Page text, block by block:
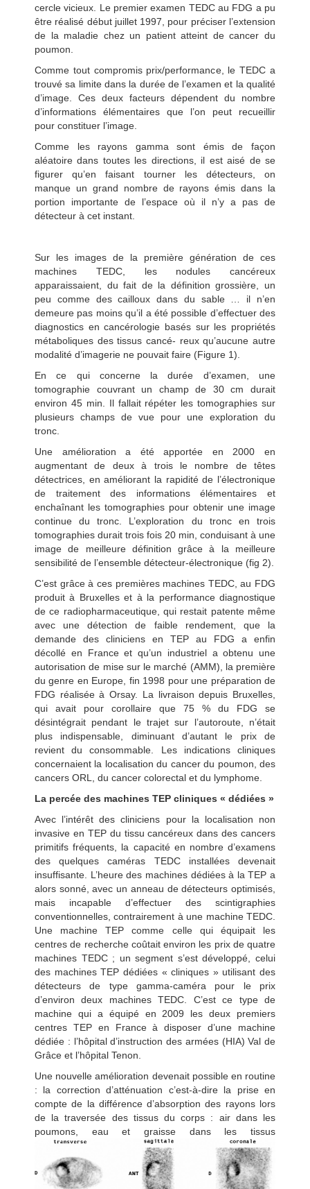
cercle vicieux. Le premier examen TEDC au FDG a pu
être réalisé début juillet 1997, pour préciser l’extension
de la maladie chez un patient atteint de cancer du
poumon.
Comme tout compromis prix/performance, le TEDC a
trouvé sa limite dans la durée de l’examen et la qualité
d’image. Ces deux facteurs dépendent du nombre
d’informations élémentaires que l’on peut recueillir
pour constituer l’image.
Comme les rayons gamma sont émis de façon
aléatoire dans toutes les directions, il est aisé de se
figurer qu’en faisant tourner les détecteurs, on
manque un grand nombre de rayons émis dans la
portion importante de l’espace où il n’y a pas de
détecteur à cet instant.
Sur les images de la première génération de ces
machines TEDC, les nodules cancéreux
apparaissaient, du fait de la définition grossière, un
peu comme des cailloux dans du sable … il n’en
demeure pas moins qu’il a été possible d’effectuer des
diagnostics en cancérologie basés sur les propriétés
métaboliques des tissus cancé- reux qu’aucune autre
modalité d’imagerie ne pouvait faire (Figure 1).
En ce qui concerne la durée d’examen, une
tomographie couvrant un champ de 30 cm durait
environ 45 min. Il fallait répéter les tomographies sur
plusieurs champs de vue pour une exploration du
tronc.
Une amélioration a été apportée en 2000 en
augmentant de deux à trois le nombre de têtes
détectrices, en améliorant la rapidité de l’électronique
de traitement des informations élémentaires et
enchaînant les tomographies pour obtenir une image
continue du tronc. L’exploration du tronc en trois
tomographies durait trois fois 20 min, conduisant à une
image de meilleure définition grâce à la meilleure
sensibilité de l’ensemble détecteur-électronique (fig 2).
C’est grâce à ces premières machines TEDC, au FDG
produit à Bruxelles et à la performance diagnostique
de ce radiopharmaceutique, qui restait patente même
avec une détection de faible rendement, que la
demande des cliniciens en TEP au FDG a enfin
décollé en France et qu’un industriel a obtenu une
autorisation de mise sur le marché (AMM), la première
du genre en Europe, fin 1998 pour une préparation de
FDG réalisée à Orsay. La livraison depuis Bruxelles,
qui avait pour corollaire que 75 % du FDG se
désintégrait pendant le trajet sur l’autoroute, n’était
plus indispensable, diminuant d’autant le prix de
revient du consommable. Les indications cliniques
concernaient la localisation du cancer du poumon, des
cancers ORL, du cancer colorectal et du lymphome.
La percée des machines TEP cliniques « dédiées »
Avec l’intérêt des cliniciens pour la localisation non
invasive en TEP du tissu cancéreux dans des cancers
primitifs fréquents, la capacité en nombre d’examens
des quelques caméras TEDC installées devenait
insuffisante. L’heure des machines dédiées à la TEP a
alors sonné, avec un anneau de détecteurs optimisés,
mais incapable d’effectuer des scintigraphies
conventionnelles, contrairement à une machine TEDC.
Une machine TEP comme celle qui équipait les
centres de recherche coûtait environ les prix de quatre
machines TEDC ; un segment s’est développé, celui
des machines TEP dédiées « cliniques » utilisant des
détecteurs de type gamma-caméra pour le prix
d’environ deux machines TEDC. C’est ce type de
machine qui a équipé en 2009 les deux premiers
centres TEP en France à disposer d’une machine
dédiée : l’hôpital d’instruction des armées (HIA) Val de
Grâce et l’hôpital Tenon.
Une nouvelle amélioration devenait possible en routine
: la correction d’atténuation c’est-à-dire la prise en
compte de la différence d’absorption des rayons lors
de la traversée des tissus du corps : air dans les
poumons, eau et graisse dans les tissus